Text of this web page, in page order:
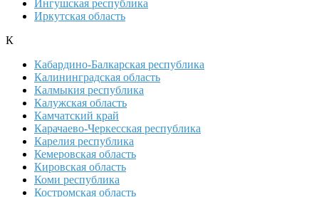
Ингушская республика
Иркутская область
К
Кабардино-Балкарская республика
Калининградская область
Калмыкия республика
Калужская область
Камчатский край
Карачаево-Черкесская республика
Карелия республика
Кемеровская область
Кировская область
Коми республика
Костромская область